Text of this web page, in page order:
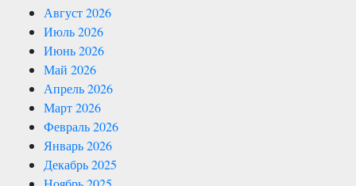
Август 2026
Июль 2026
Июнь 2026
Май 2026
Апрель 2026
Март 2026
Февраль 2026
Январь 2026
Декабрь 2025